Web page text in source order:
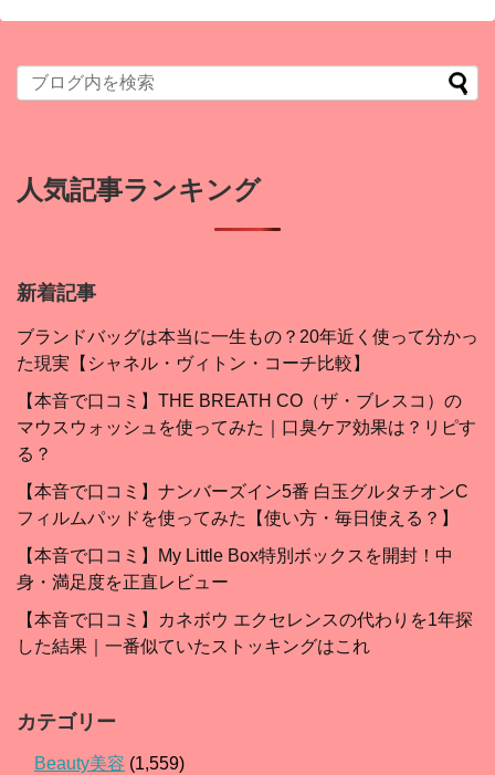
人気記事ランキング
新着記事
ブランドバッグは本当に一生もの？20年近く使って分かっ
た現実【シャネル・ヴィトン・コーチ比較】
【本音で口コミ】THE BREATH CO（ザ・ブレスコ）の
マウスウォッシュを使ってみた｜口臭ケア効果は？リピす
る？
【本音で口コミ】ナンバーズイン5番 白玉グルタチオンC
フィルムパッドを使ってみた【使い方・毎日使える？】
【本音で口コミ】My Little Box特別ボックスを開封！中
身・満足度を正直レビュー
【本音で口コミ】カネボウ エクセレンスの代わりを1年探
した結果｜一番似ていたストッキングはこれ
カテゴリー
Beauty美容 (1,559)